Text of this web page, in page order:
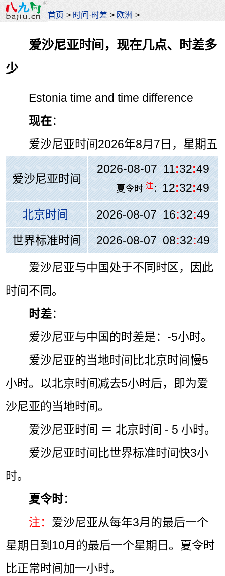
首页 > 时间·时差 > 欧洲 >
爱沙尼亚时间，现在几点、时差多
少
Estonia time and time difference
现在：
爱沙尼亚时间2026年8月7日，星期五
爱沙尼亚时间
2026-08-07 11:32:49
夏令时 注： 12:32:49
北京时间 2026-08-07 16:32:49
世界标准时间
2026-08-07 08:32:49
爱沙尼亚与中国处于不同时区，因此
时间不同。
时差：
爱沙尼亚与中国的时差是：-5小时。
爱沙尼亚的当地时间比北京时间慢5
小时。以北京时间减去5小时后，即为爱
沙尼亚的当地时间。
爱沙尼亚时间 ＝ 北京时间 - 5 小时。
爱沙尼亚时间比世界标准时间快3小
时。
夏令时：
注： 爱沙尼亚从每年3月的最后一个
星期日到10月的最后一个星期日。夏令时
比正常时间加一小时。